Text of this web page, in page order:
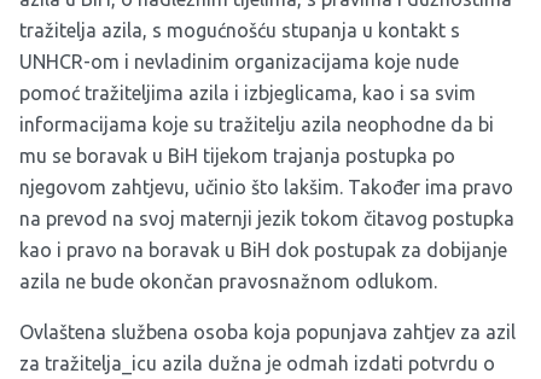
tražitelja azila, s mogućnošću stupanja u kontakt s
UNHCR-om i nevladinim organizacijama koje nude
pomoć tražiteljima azila i izbjeglicama, kao i sa svim
informacijama koje su tražitelju azila neophodne da bi
mu se boravak u BiH tijekom trajanja postupka po
njegovom zahtjevu, učinio što lakšim. Također ima pravo
na prevod na svoj maternji jezik tokom čitavog postupka
kao i pravo na boravak u BiH dok postupak za dobijanje
azila ne bude okončan pravosnažnom odlukom.
Ovlaštena službena osoba koja popunjava zahtjev za azil
za tražitelja_icu azila dužna je odmah izdati potvrdu o